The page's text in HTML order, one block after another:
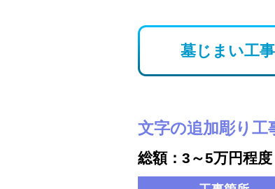
墓じまい工
文字の追加彫り工
総額：3～5万円程度